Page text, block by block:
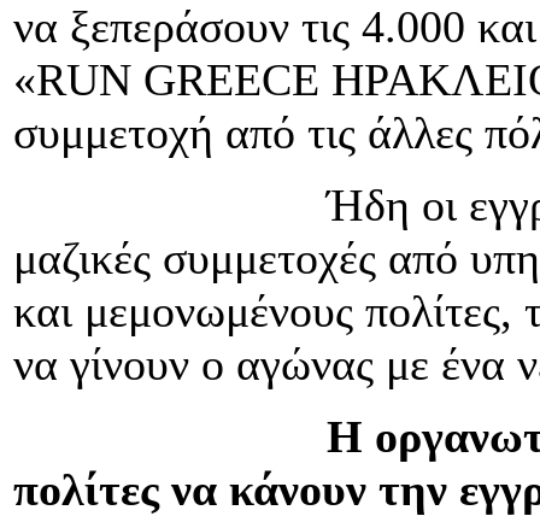
να ξεπεράσουν τις 4.000
«RUN GREECE
συμμετοχή από τις άλλες
Ήδη οι εγγραφές
μαζικές συμμετοχές από
και μεμονωμένους
να γίνουν ο αγώνας με ένα
Η οργανωτική
πολίτες να κάνουν την